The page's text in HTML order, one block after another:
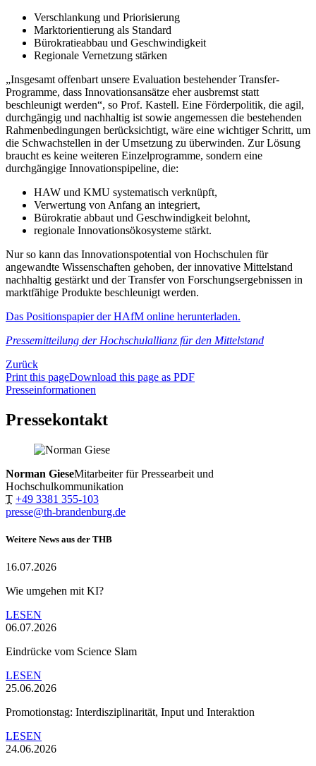
Verschlankung und Priorisierung
Marktorientierung als Standard
Bürokratieabbau und Geschwindigkeit
Regionale Vernetzung stärken
„Insgesamt offenbart unsere Evaluation bestehender Transfer-
Programme, dass Innovationsansätze eher ausbremst statt
beschleunigt werden“, so Prof. Kastell. Eine Förderpolitik, die agil,
durchgängig und nachhaltig ist sowie angemessen die bestehenden
Rahmenbedingungen berücksichtigt, wäre eine wichtiger Schritt, um
die Schwachstellen in der Umsetzung zu überwinden. Zur Lösung
braucht es keine weiteren Einzelprogramme, sondern eine
durchgängige Innovationspipeline, die:
HAW und KMU systematisch verknüpft,
Verwertung von Anfang an integriert,
Bürokratie abbaut und Geschwindigkeit belohnt,
regionale Innovationsökosysteme stärkt.
Nur so kann das Innovationspotential von Hochschulen für
angewandte Wissenschaften gehoben, der innovative Mittelstand
nachhaltig gestärkt und der Transfer von Forschungsergebnissen in
marktfähige Produkte beschleunigt werden.
Das Positionspapier der HAfM online herunterladen.
Pressemitteilung der Hochschulallianz für den Mittelstand
Zurück
Print this pageDownload this page as PDF
Presseinformationen
Pressekontakt
Norman GieseMitarbeiter für Pressearbeit und
Hochschulkommunikation
T +49 3381 355-103
presse@th-brandenburg.de
Weitere News aus der THB
16.07.2026
Wie umgehen mit KI?
LESEN
06.07.2026
Eindrücke vom Science Slam
LESEN
25.06.2026
Promotionstag: Interdisziplinarität, Input und Interaktion
LESEN
24.06.2026